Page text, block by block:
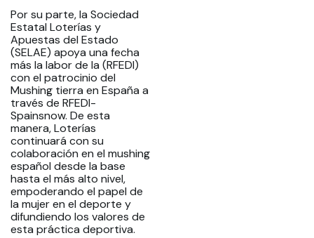
Por su parte, la Sociedad
Estatal Loterías y
Apuestas del Estado
(SELAE) apoya una fecha
más la labor de la (RFEDI)
con el patrocinio del
Mushing tierra en España a
través de RFEDI-
Spainsnow. De esta
manera, Loterías
continuará con su
colaboración en el mushing
español desde la base
hasta el más alto nivel,
empoderando el papel de
la mujer en el deporte y
difundiendo los valores de
esta práctica deportiva.